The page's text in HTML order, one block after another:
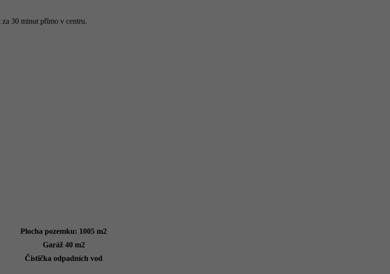
30 minut přímo v centru.
Plocha pozemku: 1005 m2
Garáž 40 m2
Čistička odpadních vod